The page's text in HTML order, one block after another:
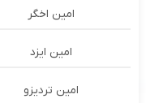
امین اخگر
امین ایزد
امین تردیزو